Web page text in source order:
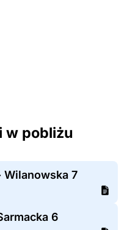
w pobliżu
Wilanowska 7
6